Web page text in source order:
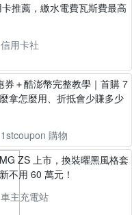
推薦，繳水電費瓦斯費最高
信用卡社
券＋酷澎幣完整教學｜首購 7
拿怎麼用、折抵會少賺多少
1stcoupon 購物
ZS 上市，換裝曜黑風格套
不用 60 萬元！
車主充電站